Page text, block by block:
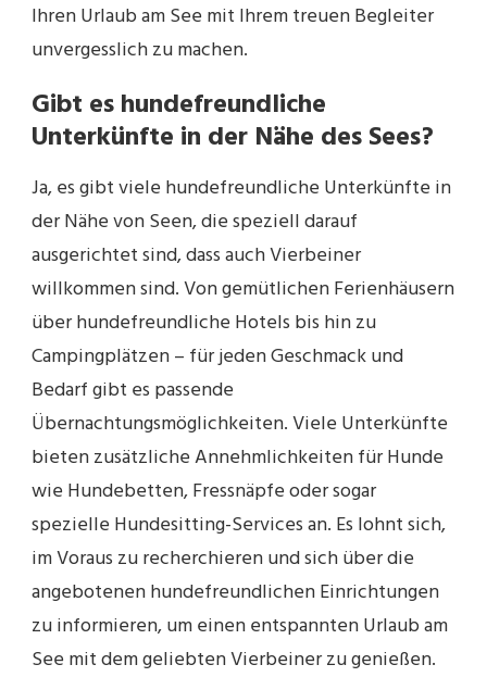
Ihren Urlaub am See mit Ihrem treuen Begleiter
unvergesslich zu machen.
Gibt es hundefreundliche
Unterkünfte in der Nähe des Sees?
Ja, es gibt viele hundefreundliche Unterkünfte in
der Nähe von Seen, die speziell darauf
ausgerichtet sind, dass auch Vierbeiner
willkommen sind. Von gemütlichen Ferienhäusern
über hundefreundliche Hotels bis hin zu
Campingplätzen – für jeden Geschmack und
Bedarf gibt es passende
Übernachtungsmöglichkeiten. Viele Unterkünfte
bieten zusätzliche Annehmlichkeiten für Hunde
wie Hundebetten, Fressnäpfe oder sogar
spezielle Hundesitting-Services an. Es lohnt sich,
im Voraus zu recherchieren und sich über die
angebotenen hundefreundlichen Einrichtungen
zu informieren, um einen entspannten Urlaub am
See mit dem geliebten Vierbeiner zu genießen.